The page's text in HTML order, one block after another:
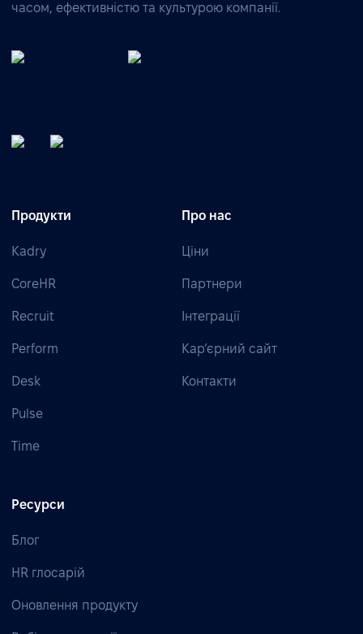
часом, ефективністю та культурою компанії.
Продукти
Kadry
CoreHR
Recruit
Perform
Desk
Pulse
Time
Про нас
Ціни
Партнери
Інтеграції
Кар’єрний сайт
Контакти
Ресурси
Блог
HR глосарій
Оновлення продукту